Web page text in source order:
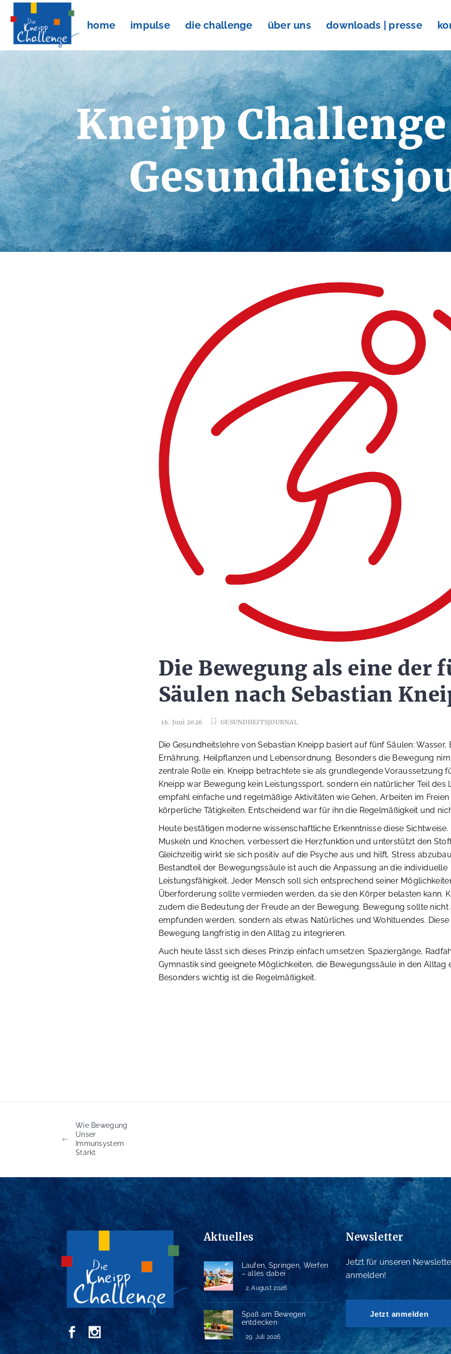
home impulse die challenge über uns downloads | presse
Kneipp
Die Bewegung als eine der
Säulen nach Sebastian
16. Juni 2026 GESUNDHEITSJOURNAL
Die Gesundheitslehre von Sebastian Kneipp basiert auf fünf Säulen: Wasser,
Ernährung, Heilpflanzen und Lebensordnung. Besonders die Bewegung
zentrale Rolle ein. Kneipp betrachtete sie als grundlegende Voraussetzung
Kneipp war Bewegung kein Leistungssport, sondern ein natürlicher Teil des
empfahl einfache und regelmäßige Aktivitäten wie Gehen, Arbeiten im
körperliche Tätigkeiten. Entscheidend war für ihn die Regelmäßigkeit und
Heute bestätigen moderne wissenschaftliche Erkenntnisse diese
Muskeln und Knochen, verbessert die Herzfunktion und unterstützt den
Gleichzeitig wirkt sie sich positiv auf die Psyche aus und hilft, Stress
Bestandteil der Bewegungssäule ist auch die Anpassung an die individuelle
Leistungsfähigkeit. Jeder Mensch soll sich entsprechend seiner
Überforderung sollte vermieden werden, da sie den Körper belasten kann.
zudem die Bedeutung der Freude an der Bewegung. Bewegung sollte nicht
empfunden werden, sondern als etwas Natürliches und Wohltuendes.
Bewegung langfristig in den Alltag zu integrieren.
Auch heute lässt sich dieses Prinzip einfach umsetzen. Spaziergänge,
Gymnastik sind geeignete Möglichkeiten, die Bewegungssäule in den Alltag
Besonders wichtig ist die Regelmäßigkeit.
Wie Bewegung
Unser
Immunsystem
Stärkt
Aktuelles
Laufen, Springen, Werfen
– alles dabei
2. August 2026
Spaß am Bewegen
entdecken
29. Juli 2026
Newsletter
Jetzt für unseren
anmelden!
Jetzt anmelden